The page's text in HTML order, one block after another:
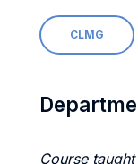
CLMG
Course